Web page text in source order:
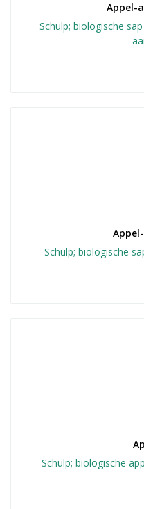
Appel-
Schulp; biologische
Schulp; biologische
Schulp; biologische